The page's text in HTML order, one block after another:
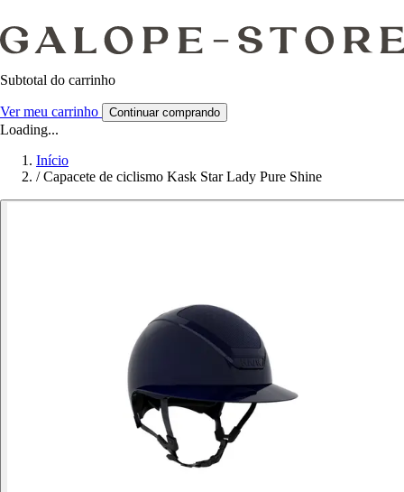
Subtotal do carrinho
Ver meu carrinho Continuar comprando
Loading...
Início
/ Capacete de ciclismo Kask Star Lady Pure Shine